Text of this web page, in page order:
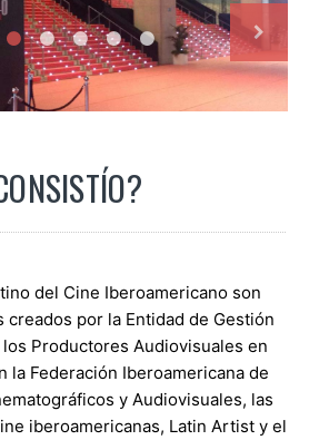
del Cine Iberoamericano son
creados por la Entidad de Gestión
Productores Audiovisuales en
la Federación Iberoamericana de
y Audiovisuales, las
iberoamericanas, Latin Artist y el